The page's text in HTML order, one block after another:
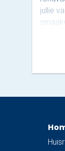
jullie